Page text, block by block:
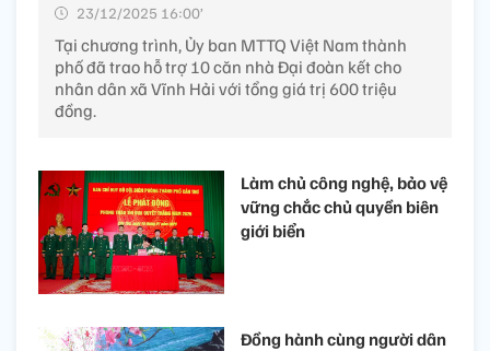
23/12/2025 16:00’
Tại chương trình, Ủy ban MTTQ Việt Nam thành
phố đã trao hỗ trợ 10 căn nhà Đại đoàn kết cho
nhân dân xã Vĩnh Hải với tổng giá trị 600 triệu
đồng.
Làm chủ công nghệ, bảo vệ
vững chắc chủ quyền biên
giới biển
Đồng hành cùng người dân